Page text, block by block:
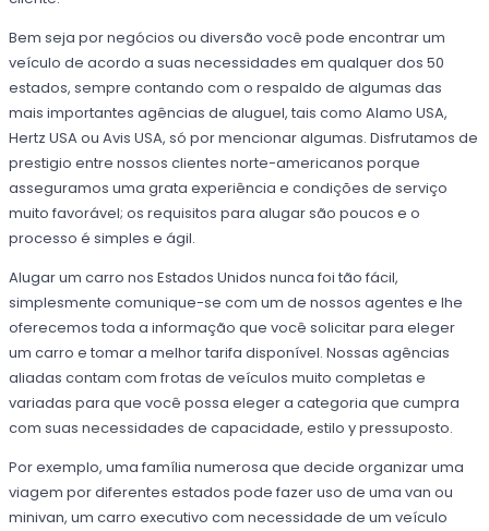
Bem seja por negócios ou diversão você pode encontrar um
veículo de acordo a suas necessidades em qualquer dos 50
estados, sempre contando com o respaldo de algumas das
mais importantes agências de aluguel, tais como Alamo USA,
Hertz USA ou Avis USA, só por mencionar algumas. Disfrutamos de
prestigio entre nossos clientes norte-americanos porque
asseguramos uma grata experiência e condições de serviço
muito favorável; os requisitos para alugar são poucos e o
processo é simples e ágil.
Alugar um carro nos Estados Unidos nunca foi tão fácil,
simplesmente comunique-se com um de nossos agentes e lhe
oferecemos toda a informação que você solicitar para eleger
um carro e tomar a melhor tarifa disponível. Nossas agências
aliadas contam com frotas de veículos muito completas e
variadas para que você possa eleger a categoria que cumpra
com suas necessidades de capacidade, estilo y pressuposto.
Por exemplo, uma família numerosa que decide organizar uma
viagem por diferentes estados pode fazer uso de uma van ou
minivan, um carro executivo com necessidade de um veículo